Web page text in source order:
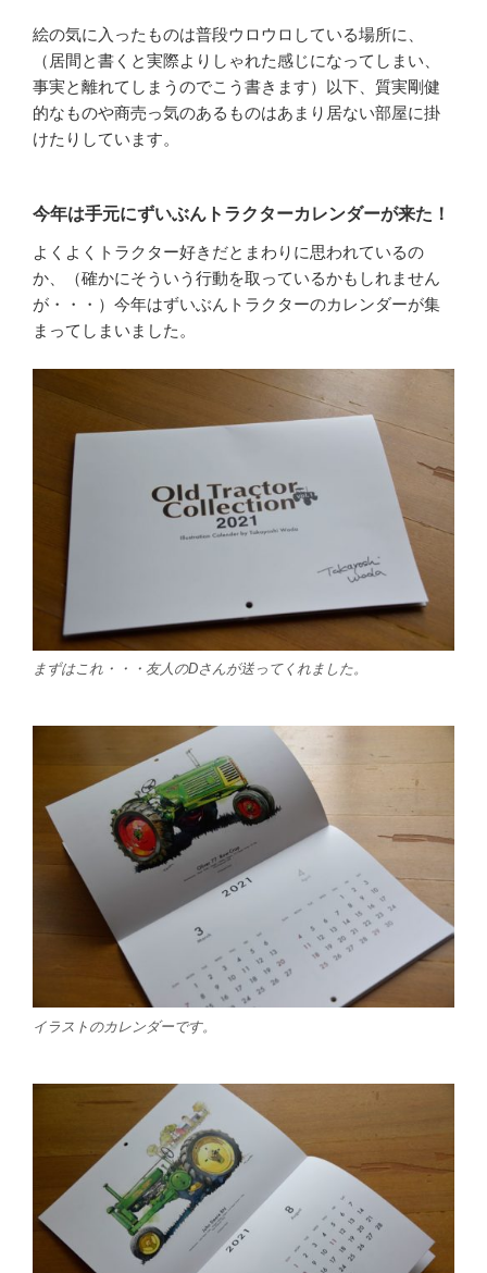
絵の気に入ったものは普段ウロウロしている場所に、
（居間と書くと実際よりしゃれた感じになってしまい、
事実と離れてしまうのでこう書きます）以下、質実剛健
的なものや商売っ気のあるものはあまり居ない部屋に掛
けたりしています。
今年は手元にずいぶんトラクターカレンダーが来た！
よくよくトラクター好きだとまわりに思われているの
か、（確かにそういう行動を取っているかもしれません
が・・・）今年はずいぶんトラクターのカレンダーが集
まってしまいました。
まずはこれ・・・友人のDさんが送ってくれました。
イラストのカレンダーです。